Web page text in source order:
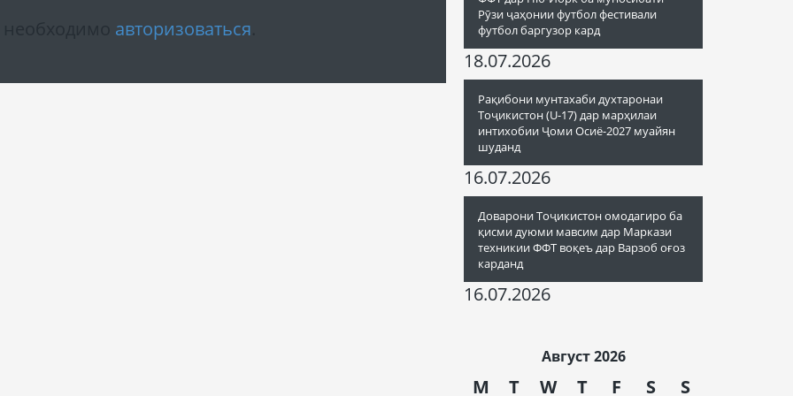
авторизоваться
Рӯзи ҷаҳонии футбол фестивали
футбол баргузор кард
18.07.2026
Рақибони мунтахаби духтаронаи
Тоҷикистон (U-17) дар марҳилаи
интихобии Ҷоми Осиё-2027 муайян
шуданд
16.07.2026
Доварони Тоҷикистон омодагиро ба
қисми дуюми мавсим дар Маркази
техникии ФФТ воқеъ дар Варзоб оғоз
карданд
16.07.2026
Август 2026
M T W T F S S